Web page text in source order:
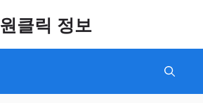
원클릭 정보